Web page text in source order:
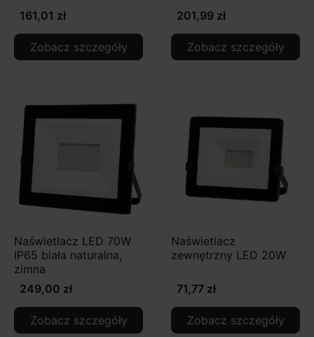
161,01 zł
Zobacz szczegóły
201,99 zł
Zobacz szczegóły
Naświetlacz LED 70W
IP65 biała naturalna,
zimna
249,00 zł
Zobacz szczegóły
Naświetlacz
zewnętrzny LED 20W
71,77 zł
Zobacz szczegóły